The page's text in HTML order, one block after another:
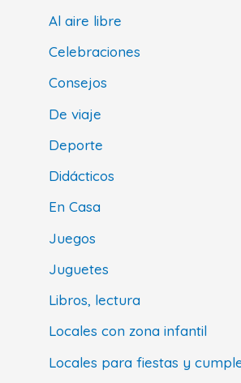
Al aire libre
Celebraciones
Consejos
De viaje
Deporte
Didácticos
En Casa
Juegos
Juguetes
Libros, lectura
Locales con zona infantil
Locales para fiestas y